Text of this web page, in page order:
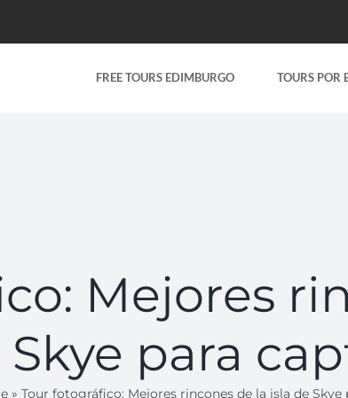
FREE TOURS EDIMBURGO TOURS POR
Mejores
Skye para
» Tour fotográfico: Mejores rincones de la isla de Skye